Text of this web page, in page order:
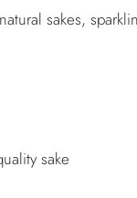
sakes,
sake